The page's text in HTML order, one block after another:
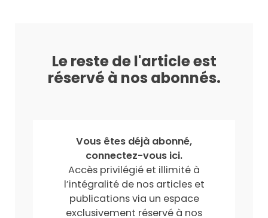
Le reste de l'article est
réservé à nos abonnés.
Vous êtes déjà abonné,
connectez-vous ici.
Accès privilégié et illimité à
l’intégralité de nos articles et
publications via un espace
exclusivement réservé à nos